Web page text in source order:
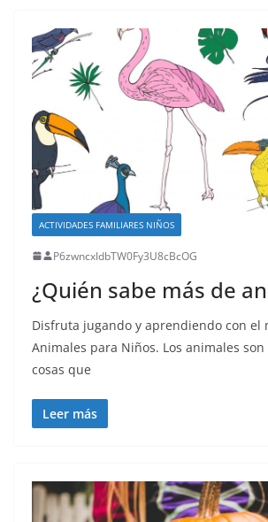
ACTIVIDADES FAMILIARES NIÑOS
P6zwncxIdbTW0Fy3U8cBcOG
¿Quién sabe más de
Disfruta jugando y aprendiendo con el
Animales para Niños. Los animales
cosas que
Leer más